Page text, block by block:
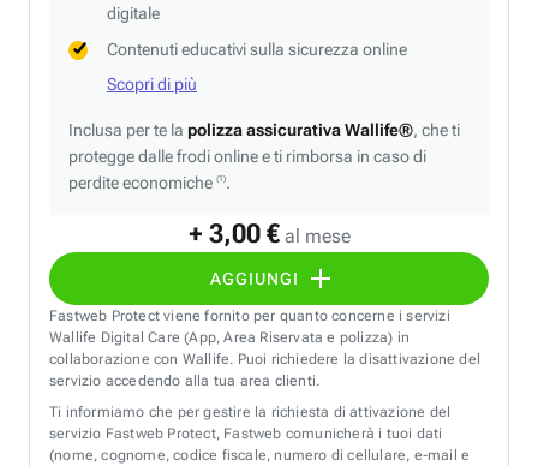
+ 3,00 € al mese
AGGIUNGI
digitale
Contenuti educativi sulla sicurezza online
Scopri di più
Inclusa per te la polizza assicurativa Wallife®, che ti
protegge dalle frodi online e ti rimborsa in caso di
perdite economiche (1).
Fastweb Protect viene fornito per quanto concerne i servizi
Wallife Digital Care (App, Area Riservata e polizza) in
collaborazione con Wallife. Puoi richiedere la disattivazione del
servizio accedendo alla tua area clienti.
Ti informiamo che per gestire la richiesta di attivazione del
servizio Fastweb Protect, Fastweb comunicherà i tuoi dati
(nome, cognome, codice fiscale, numero di cellulare, e-mail e